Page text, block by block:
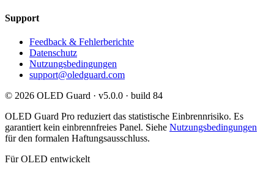
Support
Feedback & Fehlerberichte
Datenschutz
Nutzungsbedingungen
support@oledguard.com
© 2026 OLED Guard · v5.0.0 · build 84
OLED Guard Pro reduziert das statistische Einbrennrisiko. Es
garantiert kein einbrennfreies Panel. Siehe Nutzungsbedingungen
für den formalen Haftungsausschluss.
Für OLED entwickelt